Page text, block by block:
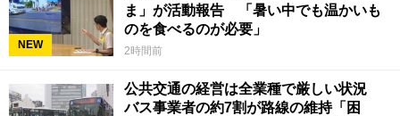
NEW
ま」が活動報告 「暑い中でも温かいも
のを食べるのが必要」
2時間前
公共交通の経営は全業種で厳しい状況
バス事業者の約7割が路線の維持「困